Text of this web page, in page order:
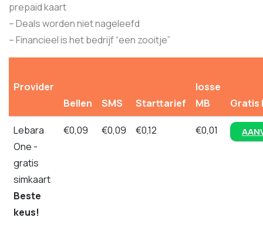
prepaid kaart
– Deals worden niet nageleefd
– Financieel is het bedrijf “een zooitje”
Provider
Bellen
SMS Starttarief
losse
MB
Gratis
Lebara
One -
gratis
simkaart
Beste
keus!
€0,09 €0,09 €0,12 €0,01